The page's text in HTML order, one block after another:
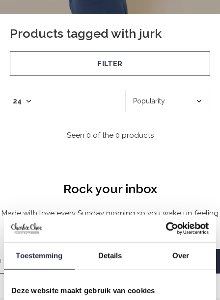
Toestemming Details Over
Deze website maakt gebruik van cookies
Products tagged with jurk
FILTER
Seen 0 of the 0 products
Rock your inbox
Made with love every Sunday morning so you wake up feeling